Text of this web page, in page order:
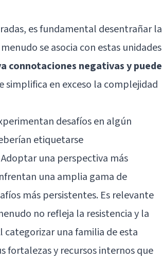
es fundamental desentrañar la
se asocia con estas unidades
connotaciones negativas y puede
simplifica en exceso la complejidad
desafíos en algún
etiquetarse
una perspectiva más
una amplia gama de
más persistentes. Es relevante
no refleja la resistencia y la
una familia de esta
fortalezas y recursos internos que